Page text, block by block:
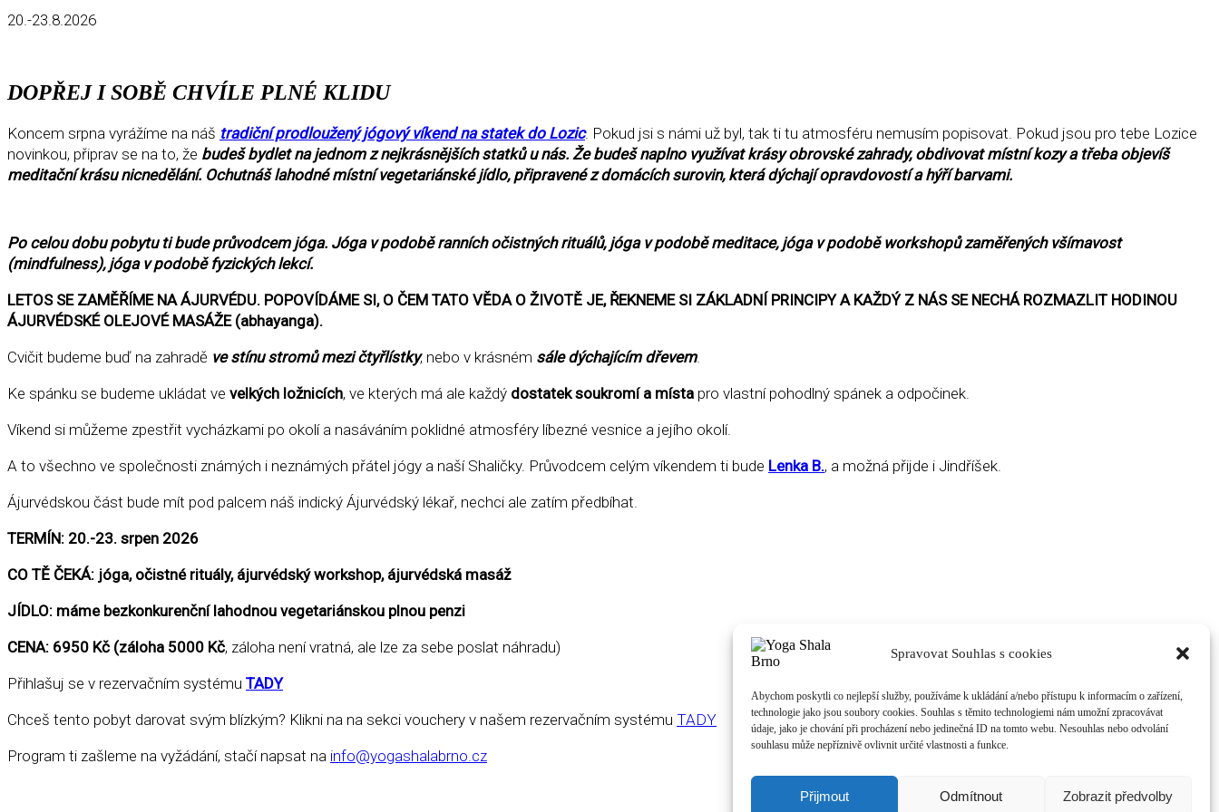
Spravovat Souhlas s cookies
Abychom poskytli co nejlepší služby, používáme k ukládání a/nebo přístupu k informacím o zařízení,
technologie jako jsou soubory cookies. Souhlas s těmito technologiemi nám umožní zpracovávat
údaje, jako je chování při procházení nebo jedinečná ID na tomto webu. Nesouhlas nebo odvolání
souhlasu může nepříznivě ovlivnit určité vlastnosti a funkce.
Přijmout Odmítnout Zobrazit předvolby
20.-23.8.2026
DOPŘEJ I SOBĚ CHVÍLE PLNÉ KLIDU
Koncem srpna vyrážíme na náš tradiční prodloužený jógový víkend na statek do Lozic. Pokud jsi s námi už byl, tak ti tu atmosféru nemusím popisovat. Pokud jsou pro tebe Lozice
novinkou, připrav se na to, že budeš bydlet na jednom z nejkrásnějších statků u nás. Že budeš naplno využívat krásy obrovské zahrady, obdivovat místní kozy a třeba objevíš
meditační krásu nicnedělání. Ochutnáš lahodné místní vegetariánské jídlo, připravené z domácích surovin, která dýchají opravdovostí a hýří barvami.
Po celou dobu pobytu ti bude průvodcem jóga. Jóga v podobě ranních očistných rituálů, jóga v podobě meditace, jóga v podobě workshopů zaměřených všímavost
(mindfulness), jóga v podobě fyzických lekcí.
LETOS SE ZAMĚŘÍME NA ÁJURVÉDU. POPOVÍDÁME SI, O ČEM TATO VĚDA O ŽIVOTĚ JE, ŘEKNEME SI ZÁKLADNÍ PRINCIPY A KAŽDÝ Z NÁS SE NECHÁ ROZMAZLIT HODINOU
ÁJURVÉDSKÉ OLEJOVÉ MASÁŽE (abhayanga).
Cvičit budeme buď na zahradě ve stínu stromů mezi čtyřlístky, nebo v krásném sále dýchajícím dřevem.
Ke spánku se budeme ukládat ve velkých ložnicích, ve kterých má ale každý dostatek soukromí a místa pro vlastní pohodlný spánek a odpočinek.
Víkend si můžeme zpestřit vycházkami po okolí a nasáváním poklidné atmosféry líbezné vesnice a jejího okolí.
A to všechno ve společnosti známých i neznámých přátel jógy a naší Shaličky. Průvodcem celým víkendem ti bude Lenka B., a možná přijde i Jindříšek.
Ájurvédskou část bude mít pod palcem náš indický Ájurvédský lékař, nechci ale zatím předbíhat.
TERMÍN: 20.-23. srpen 2026
CO TĚ ČEKÁ: jóga, očistné rituály, ájurvédský workshop, ájurvédská masáž
JÍDLO: máme bezkonkurenční lahodnou vegetariánskou plnou penzi
CENA: 6950 Kč (záloha 5000 Kč, záloha není vratná, ale lze za sebe poslat náhradu)
Přihlašuj se v rezervačním systému TADY
Chceš tento pobyt darovat svým blízkým? Klikni na na sekci vouchery v našem rezervačním systému TADY
Program ti zašleme na vyžádání, stačí napsat na info@yogashalabrno.cz